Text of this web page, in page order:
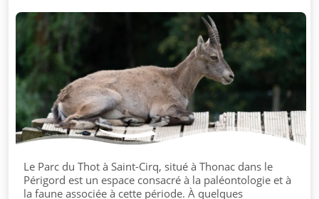
Le Parc du Thot à Saint-Cirq, situé à Thonac dans le
Périgord est un espace consacré à la paléontologie et à
la faune associée à cette période. À quelques